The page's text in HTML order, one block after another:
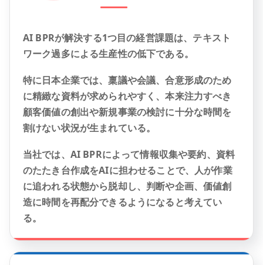
AI BPRが解決する1つ目の経営課題は、テキスト
ワーク過多による生産性の低下である。
特に日本企業では、稟議や会議、合意形成のため
に精緻な資料が求められやすく、本来注力すべき
顧客価値の創出や新規事業の検討に十分な時間を
割けない状況が生まれている。
当社では、AI BPRによって情報収集や要約、資料
のたたき台作成をAIに担わせることで、人が作業
に追われる状態から脱却し、判断や企画、価値創
造に時間を再配分できるようになると考えてい
る。